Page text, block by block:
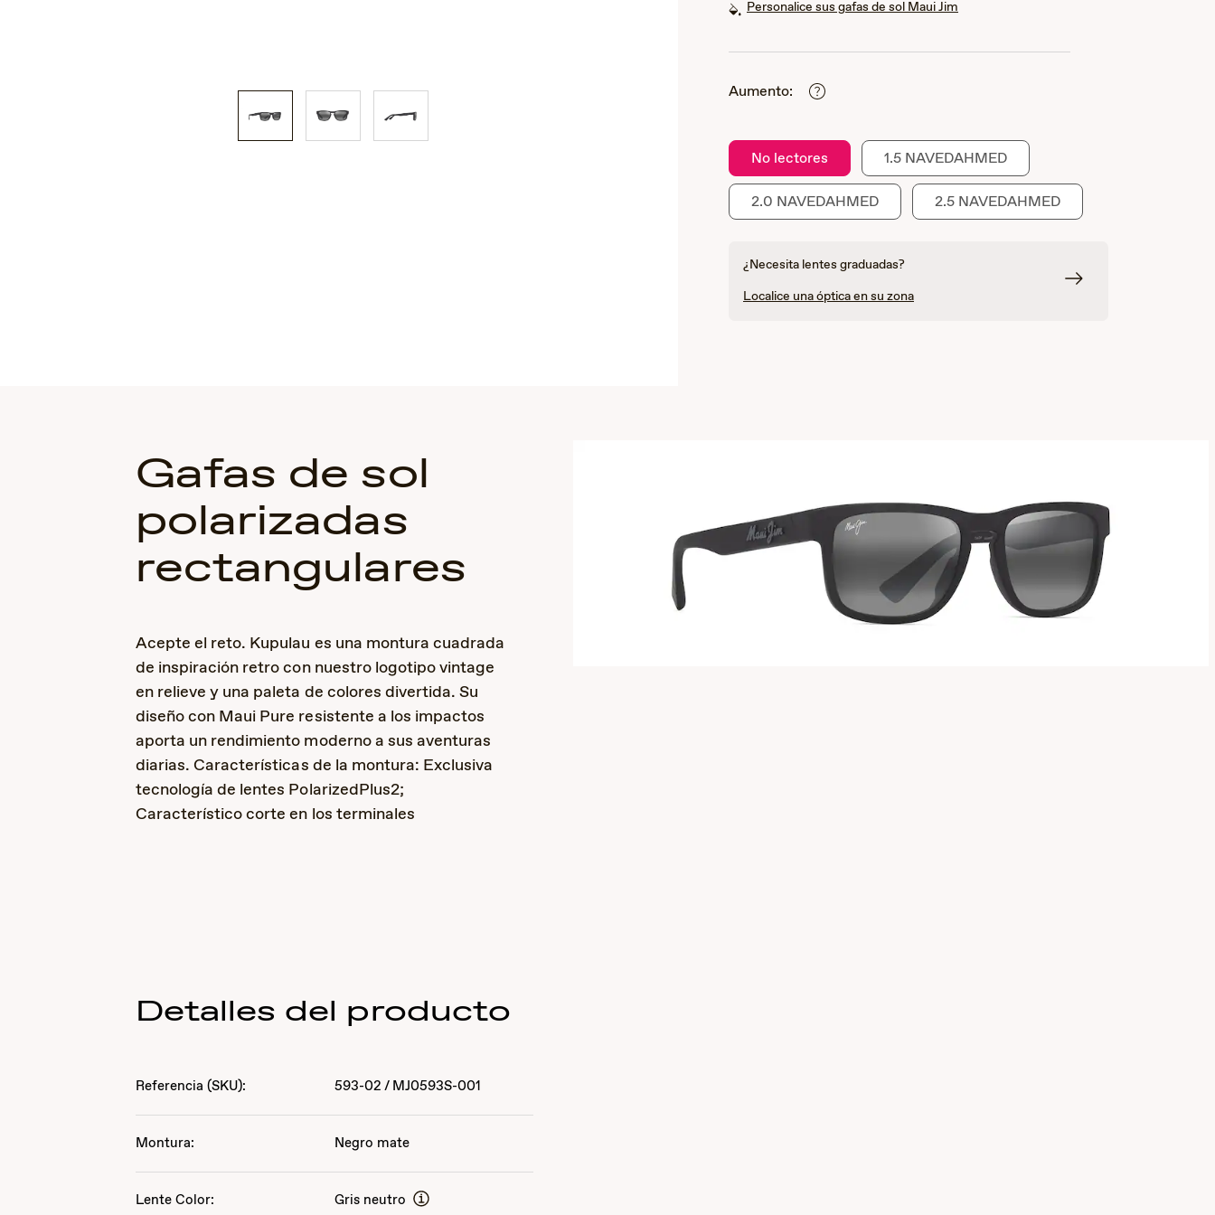
Personalice sus gafas de sol Maui Jim
Aumento:
No lectores 1.5 NAVEDAHMED
2.0 NAVEDAHMED 2.5 NAVEDAHMED
¿Necesita lentes graduadas?
Localice una óptica en su zona
Gafas de sol
polarizadas
rectangulares
Acepte el reto. Kupulau es una montura cuadrada
de inspiración retro con nuestro logotipo vintage
en relieve y una paleta de colores divertida. Su
diseño con Maui Pure resistente a los impactos
aporta un rendimiento moderno a sus aventuras
diarias. Características de la montura: Exclusiva
tecnología de lentes PolarizedPlus2;
Característico corte en los terminales
Detalles del producto
Referencia (SKU): 593-02 / MJ0593S-001
Montura: Negro mate
Lente Color: Gris neutro